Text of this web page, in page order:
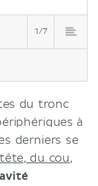
1/7
du tronc
à
derniers se
tête, du cou,